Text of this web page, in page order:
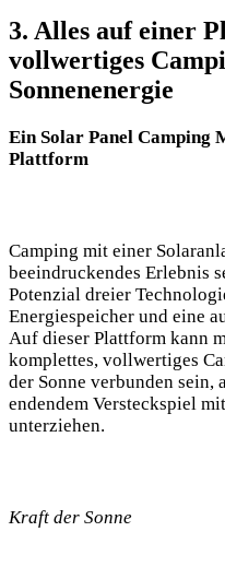
3. Alles auf einer
vollwertiges
Sonnenenergie
Ein Solar Panel ‍Camping
Plattform
Camping mit einer
beeindruckendes​ Erlebnis
‍Potenzial dreier
Energiespeicher ‌und​ eine
Auf ⁢dieser Plattform kann
komplettes, vollwertiges
‍der Sonne verbunden sein,
endendem Versteckspiel
‌unterziehen.
Kraft der Sonne